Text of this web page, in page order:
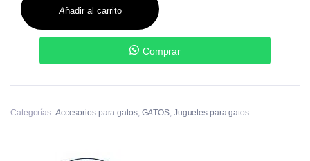
Añadir al carrito
Comprar
Categorías: Accesorios para gatos, GATOS, Juguetes para gatos